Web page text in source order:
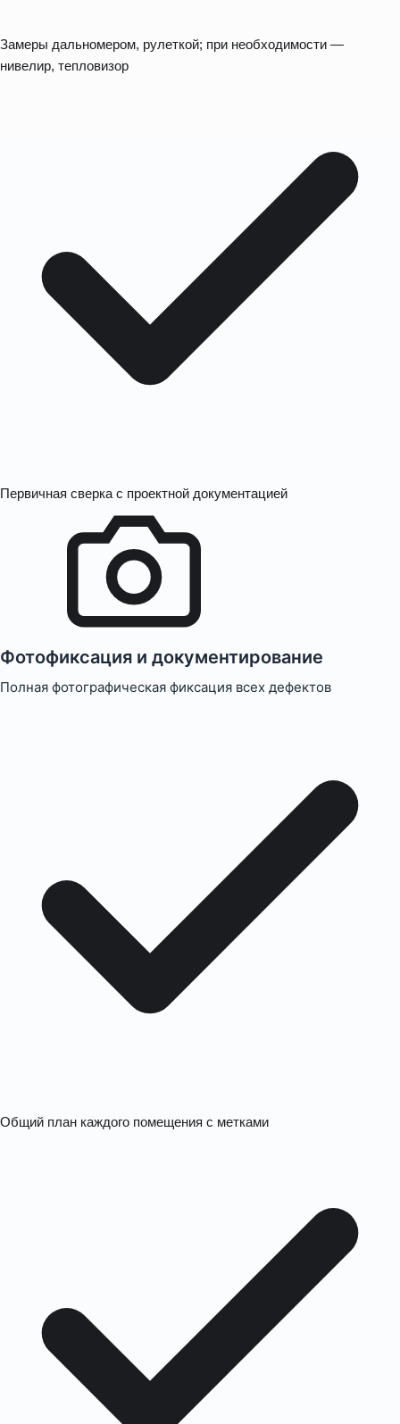
Замеры дальномером, рулеткой; при необходимости —
нивелир, тепловизор
Первичная сверка с проектной документацией
Фотофиксация и документирование
Полная фотографическая фиксация всех дефектов
Общий план каждого помещения с метками